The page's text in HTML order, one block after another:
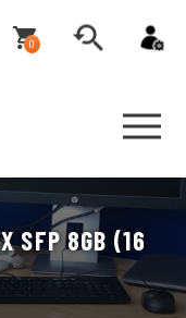
0
SFP 8GB (16